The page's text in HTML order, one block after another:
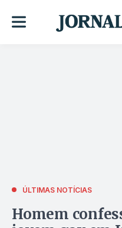
ÚLTIMAS NOTÍCIAS
Homem